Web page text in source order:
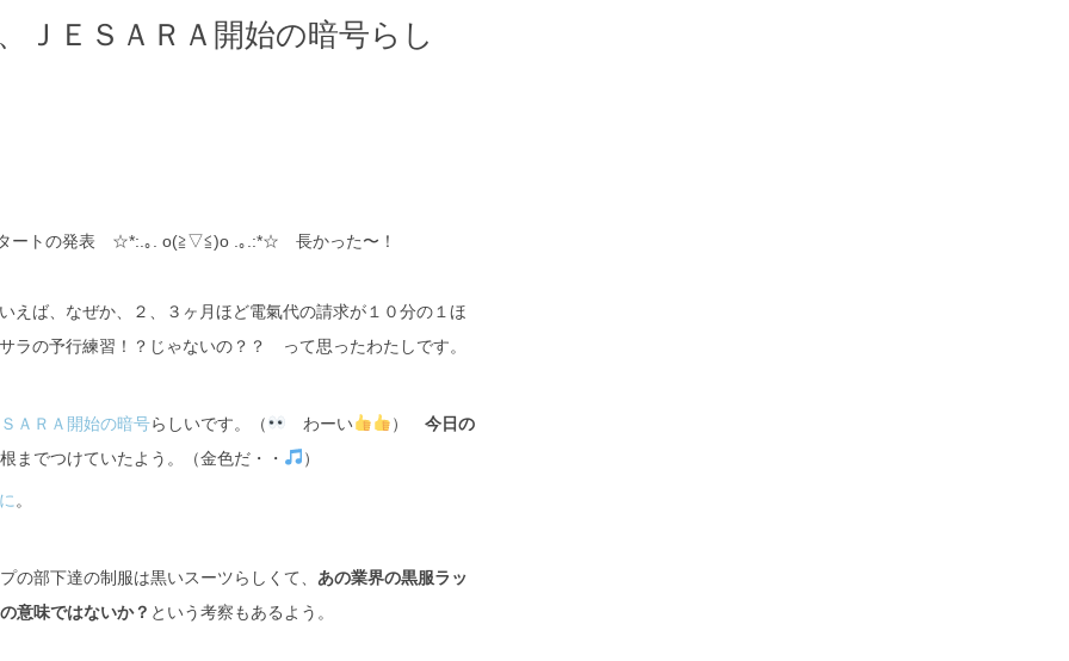
ＪＥＳＡＲＡ開始の暗号らし
ートの発表 ☆*:.｡. o(≧▽≦)o .｡.:*☆ 長かった〜！
えば、なぜか、２、３ヶ月ほど電氣代の請求が１０分の１ほ
ラの予行練習！？じゃないの？？ って思ったわたしです。
ＳＡＲＡ開始の暗号らしいです。（ わーい ） 今日の
までつけていたよう。（金色だ・・ ）
。
の部下達の制服は黒いスーツらしくて、 あの業界の黒服ラッ
意味ではないか？ という考察もあるよう。